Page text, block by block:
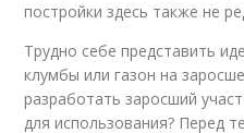
постройки здесь также не
Трудно себе представить
клумбы или газон на
разработать заросший
для использования? Перед